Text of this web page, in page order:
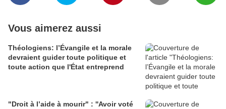
Vous aimerez aussi
Théologiens: l’Évangile et la morale
devraient guider toute politique et
toute action que l'État entreprend
"Droit à l’aide à mourir" : ''Avoir voté